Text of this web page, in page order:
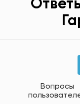
Вопросы